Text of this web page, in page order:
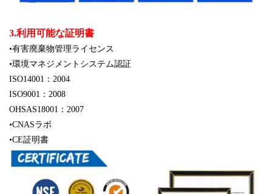
3.利用可能な証明書
•有害廃棄物管理ライセンス
•環境マネジメントシステム認証
ISO14001：2004
ISO9001：2008
OHSAS18001：2007
•CNASラボ
•CE証明書